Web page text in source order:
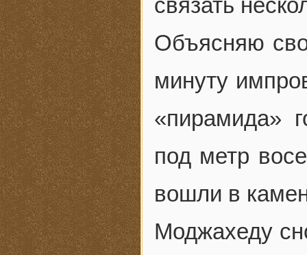
связать
Объясняю
минуту
«пирамида»
под метр
вошли в
Моджахеду